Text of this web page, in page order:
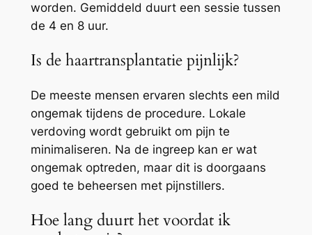
worden. Gemiddeld duurt een sessie tussen
de 4 en 8 uur.
Is de haartransplantatie pijnlijk?
De meeste mensen ervaren slechts een mild
ongemak tijdens de procedure. Lokale
verdoving wordt gebruikt om pijn te
minimaliseren. Na de ingreep kan er wat
ongemak optreden, maar dit is doorgaans
goed te beheersen met pijnstillers.
Hoe lang duurt het voordat ik